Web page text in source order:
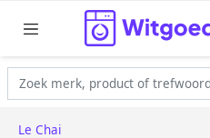
Le Chai